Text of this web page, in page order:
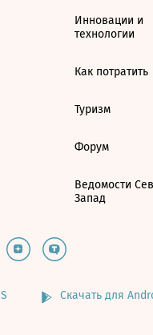
Инновации и
технологии
Как потратить
Туризм
Форум
Ведомости
Запад
Скачать для